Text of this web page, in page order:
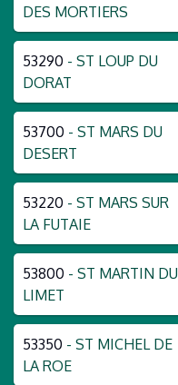
DES MORTIERS
53290 - ST LOUP DU
DORAT
53700 - ST MARS DU
DESERT
53220 - ST MARS SUR
LA FUTAIE
53800 - ST MARTIN DU
LIMET
53350 - ST MICHEL DE
LA ROE